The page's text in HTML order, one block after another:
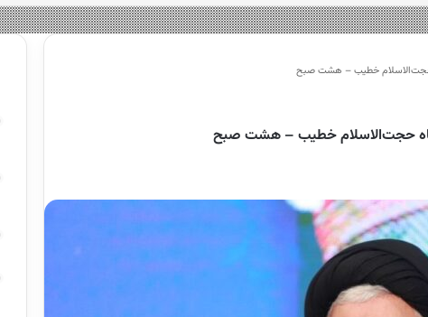
حجت‌الاسلام خطیب – هشت صبح
حجت‌الاسلام خطیب – هشت صبح